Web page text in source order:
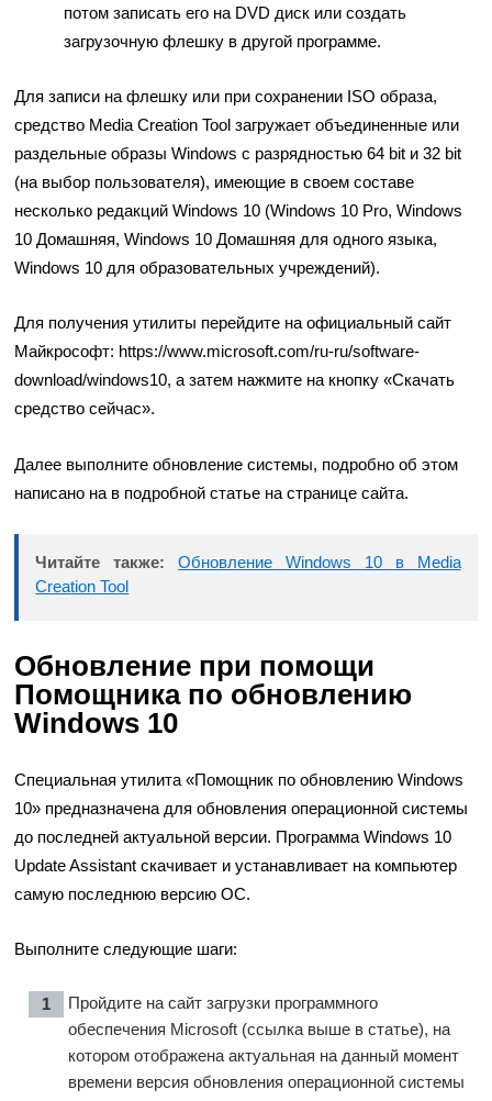
потом записать его на DVD диск или создать
загрузочную флешку в другой программе.
Для записи на флешку или при сохранении ISO образа,
средство Media Creation Tool загружает объединенные или
раздельные образы Windows с разрядностью 64 bit и 32 bit
(на выбор пользователя), имеющие в своем составе
несколько редакций Windows 10 (Windows 10 Pro, Windows
10 Домашняя, Windows 10 Домашняя для одного языка,
Windows 10 для образовательных учреждений).
Для получения утилиты перейдите на официальный сайт
Майкрософт: https://www.microsoft.com/ru-ru/software-
download/windows10, а затем нажмите на кнопку «Скачать
средство сейчас».
Далее выполните обновление системы, подробно об этом
написано на в подробной статье на странице сайта.
Читайте также:
Обновление Windows 10 в Media
Creation Tool
Обновление при помощи
Помощника по обновлению
Windows 10
Специальная утилита «Помощник по обновлению Windows
10» предназначена для обновления операционной системы
до последней актуальной версии. Программа Windows 10
Update Assistant скачивает и устанавливает на компьютер
самую последнюю версию ОС.
Выполните следующие шаги:
Пройдите на сайт загрузки программного
обеспечения Microsoft (ссылка выше в статье), на
котором отображена актуальная на данный момент
времени версия обновления операционной системы